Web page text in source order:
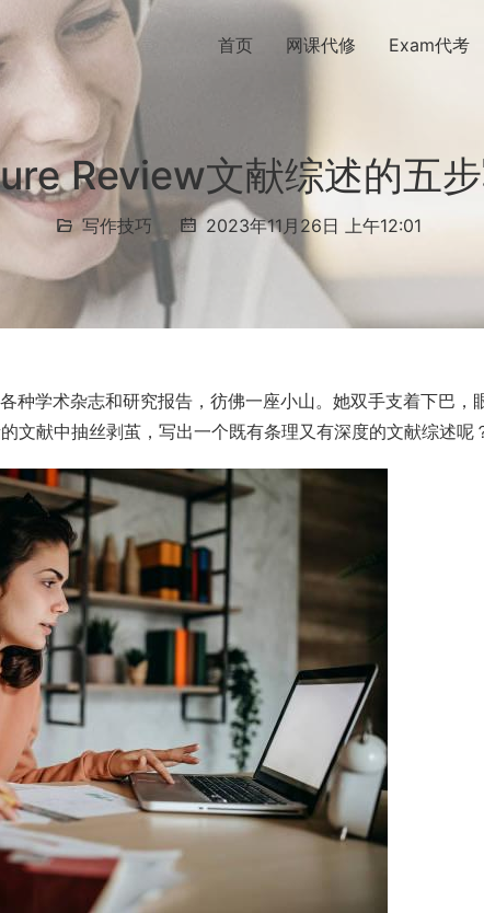
首页 网课代修 Exam代考
Review文献综述的五
写作技巧 2023年11月26日 上午12:01
种学术杂志和研究报告，彷佛一座小山。她双手支着下巴，
文献中抽丝剥茧，写出一个既有条理又有深度的文献综述呢